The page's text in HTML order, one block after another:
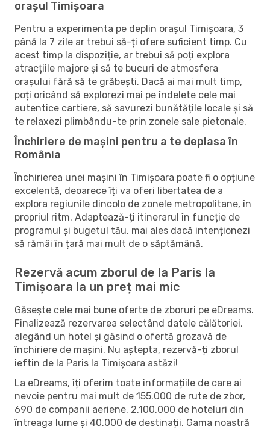
orașul Timișoara
Pentru a experimenta pe deplin orașul Timișoara, 3
până la 7 zile ar trebui să-ți ofere suficient timp. Cu
acest timp la dispoziție, ar trebui să poți explora
atracțiile majore și să te bucuri de atmosfera
orașului fără să te grăbești. Dacă ai mai mult timp,
poți oricând să explorezi mai pe îndelete cele mai
autentice cartiere, să savurezi bunătățile locale și să
te relaxezi plimbându-te prin zonele sale pietonale.
Închiriere de mașini pentru a te deplasa în
România
Închirierea unei mașini în Timișoara poate fi o opțiune
excelentă, deoarece îți va oferi libertatea de a
explora regiunile dincolo de zonele metropolitane, în
propriul ritm. Adaptează-ți itinerarul în funcție de
programul și bugetul tău, mai ales dacă intenționezi
să rămâi în țară mai mult de o săptămână.
Rezervă acum zborul de la Paris la
Timișoara la un preț mai mic
Găsește cele mai bune oferte de zboruri pe eDreams.
Finalizează rezervarea selectând datele călătoriei,
alegând un hotel și găsind o ofertă grozavă de
închiriere de mașini. Nu aștepta, rezervă-ți zborul
ieftin de la Paris la Timișoara astăzi!
La eDreams, îți oferim toate informațiile de care ai
nevoie pentru mai mult de 155.000 de rute de zbor,
690 de companii aeriene, 2.100.000 de hoteluri din
întreaga lume și 40.000 de destinații. Gama noastră